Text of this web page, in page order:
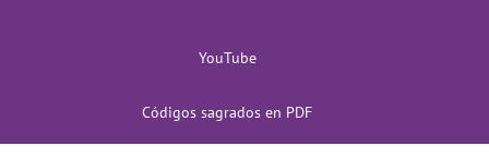
YouTube
Códigos sagrados en PDF